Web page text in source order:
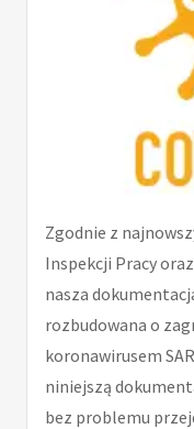
Zgodnie z
Inspekcji Pracy
nasza
rozbudowana o
koronawirusem
niniejszą
bez problemu